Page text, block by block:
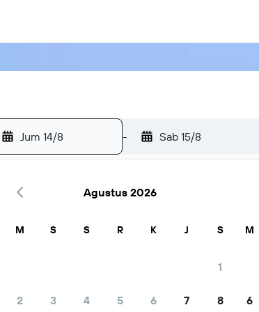
Jum 14/8 - Sab 15/8
Agustus 2026
M S S R K J S
1
2 3 4 5 6 7 8
M
6